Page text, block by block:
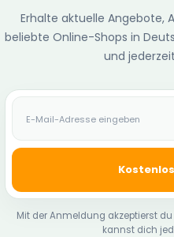
Erhalte aktuelle Angebote,
beliebte Online-Shops in
und
E-Mail-Adresse
Mit der Anmeldung akzeptierst
kannst dich